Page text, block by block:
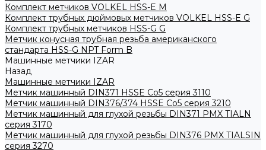
Комплект метчиков VOLKEL HSS-E M
Комплект трубных дюймовых метчиков VOLKEL HSS-E G
Комплект трубных метчиков HSS-G G
Метчик конусная трубная резьба американского
стандарта HSS-G NPT Form B
Машинные метчики IZAR
Назад
Машинные метчики IZAR
Метчик машинный DIN371 HSSE Co5 серия 3110
Метчик машинный DIN376/374 HSSE Co5 серия 3210
Метчик машинный для глухой резьбы DIN371 PMX TIALN
серия 3170
Метчик машинный для глухой резьбы DIN376 PMX TIALSIN
серия 3270